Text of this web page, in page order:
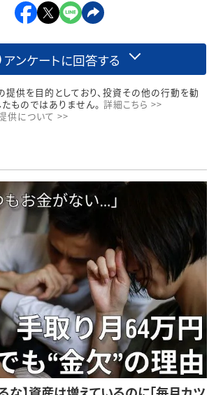
アンケートに回答する
供を目的としており、投資その他の行動を勧
ものではありません。 詳細こちら >>
供について >>